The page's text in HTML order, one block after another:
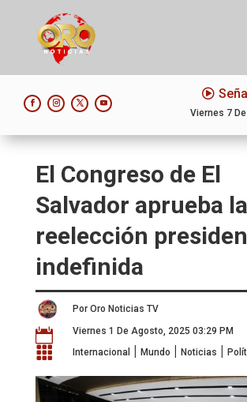
Viernes 7
El Congreso de El
Salvador aprueba la
reelección
indefinida
Por Oro Noticias TV
 Viernes 1 De Agosto, 2025 03:29 PM
 Internacional | Mundo | Noticias |